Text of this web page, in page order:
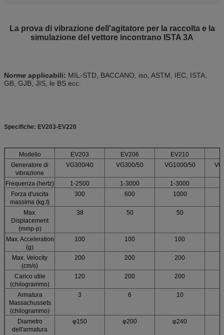
La prova di vibrazione dell'agitatore per la raccolta e la
simulazione del vettore incontrano ISTA 3A
Norme applicabili: MIL-STD, BACCANO, iso, ASTM, IEC, ISTA,
GB, GJB, JIS, le BS ecc.
Specifiche: EV203-EV220
Modello EV203 EV206 EV210
Generatore di
vibrazione
VG300/40 VG300/50 VG1000/50
Frequenza (hertz) 1-2500 1-3000 1-3000
Forza d'uscita
massima (kg.f)
300 600 1000
Max.
Displacement
(mmp-p)
38 50 50
Max. Acceleration
(g)
100 100 100
Max. Velocity
(cm/s)
200 200 200
Carico utile
(chilogrammo)
120 200 200
Armatura
Massachussets
(chilogrammo)
3 6 10
Diametro
dell'armatura
φ150 φ200 φ240